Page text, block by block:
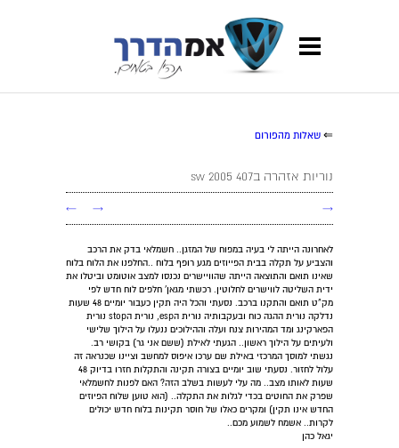
⇐ שאלות מהפורום
נוריות אזהרה ב407 sw 2005
→
→
←
לאחרונה הייתה לי בעיה במפוח של המזגן.. חשמלאי בדק את הרכב
והצביע על תקלה בבית הפייוזים מגע רופף בלוח ..החלפנו את הלוח בלוח
שאינו תואם והתוצאה הייתה שהוויישרים נכנסו למצב אוטומט וביטלו את
ידית השליטה לווישרים לחלוטין. רכשתי מגאן' חלפים לוח חדש לפי
מק"ט תואם והתקנו ברכב. נסעתי והכל היה תקין כעבור יומיים 48 שעות
נדלקה נורית ההגה כוח ובעקבותיה נורית הesp, נורית הstop נורית
הפארקינג ומד המהירות צנח ועלה וההילוכים ננעלו על הילוך שלישי
ולעיתים על הילוך ראשון.. הגעתי לאילת (ששם אני גר) בקושי רב.
נגשתי למוסך המרכזי באילת שם ערכו איפוס למחשב וציינו שכנראה זה
עלול לחזור. נסעתי שוב יומיים בצורה תקינה והתקלות חזרו בדיוק 48
שעות לאותו מצב.. מה עלי לעשות בשלב הזה? האם לפנות לחשמלאי
שפרק את החוטים בכדי לגלות את התקלה.. (הוא טוען שלוח הפיוזים
החדש אינו תקין) ומקרים כאלו של חוסר תקינות בלוח חדש יכולים
לקרות.. אשמח לשמוע מכם..
יגאל כהן